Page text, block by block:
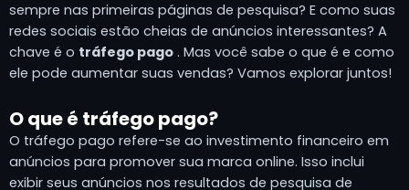
sempre nas primeiras páginas de pesquisa? E como suas
redes sociais estão cheias de anúncios interessantes? A
chave é o tráfego pago . Mas você sabe o que é e como
ele pode aumentar suas vendas? Vamos explorar juntos!
O que é tráfego pago?
O tráfego pago refere-se ao investimento financeiro em
anúncios para promover sua marca online. Isso inclui
exibir seus anúncios nos resultados de pesquisa de